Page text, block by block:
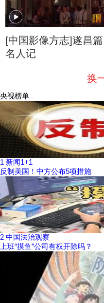
[中国影像方志]遂昌篇
名人记
换
央视榜单
1 新闻1+1
反制美国！中方公布5项措施
2 中国法治观察
上班“摸鱼”公司有权开除吗？